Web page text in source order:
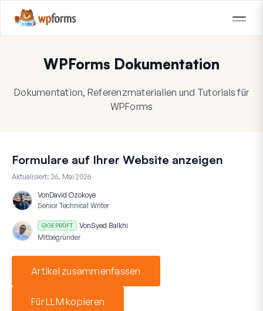
WPForms Dokumentation
Dokumentation, Referenzmaterialien und Tutorials für
WPForms
Formulare auf Ihrer Website anzeigen
Aktualisiert: 26. Mai 2026
VonDavid Ozokoye
Senior Technical Writer
GEPRÜFT VonSyed Balkhi
Mitbegründer
Artikel zusammenfassen
Für LLM kopieren